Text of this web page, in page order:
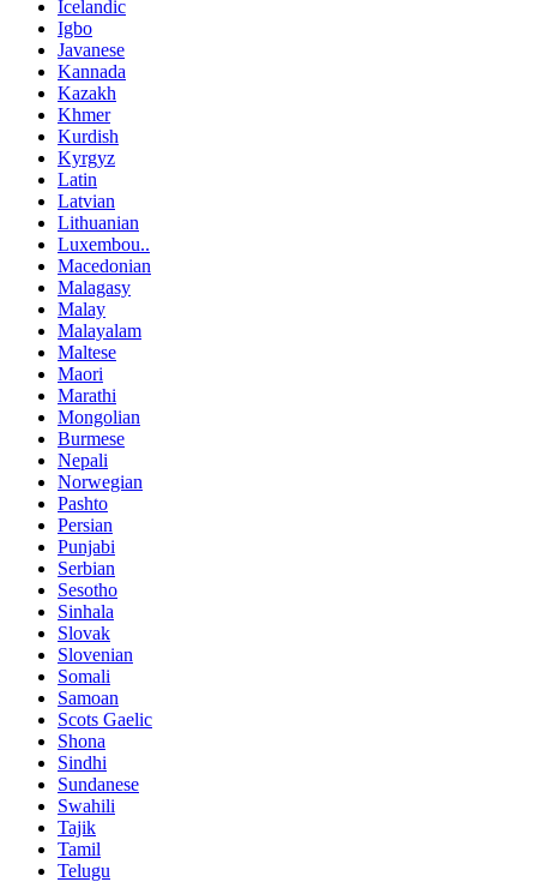
Icelandic
Igbo
Javanese
Kannada
Kazakh
Khmer
Kurdish
Kyrgyz
Latin
Latvian
Lithuanian
Luxembou..
Macedonian
Malagasy
Malay
Malayalam
Maltese
Maori
Marathi
Mongolian
Burmese
Nepali
Norwegian
Pashto
Persian
Punjabi
Serbian
Sesotho
Sinhala
Slovak
Slovenian
Somali
Samoan
Scots Gaelic
Shona
Sindhi
Sundanese
Swahili
Tajik
Tamil
Telugu